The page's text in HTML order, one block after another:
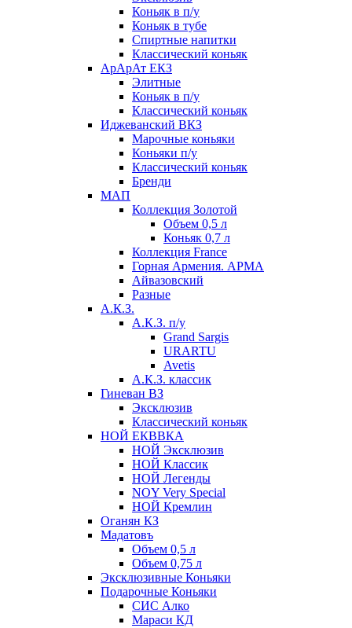
Коньяк в п/у
Коньяк в тубе
Спиртные напитки
Классический коньяк
АрАрАт ЕКЗ
Элитные
Коньяк в п/у
Классический коньяк
Иджеванский ВКЗ
Марочные коньяки
Коньяки п/у
Классический коньяк
Бренди
МАП
Коллекция Золотой
Объем 0,5 л
Коньяк 0,7 л
Коллекция France
Горная Армения. АРМА
Айвазовский
Разные
А.К.З.
А.К.З. п/у
Grand Sargis
URARTU
Avetis
А.К.З. классик
Гиневан ВЗ
Эксклюзив
Классический коньяк
НОЙ ЕКВВКА
НОЙ Эксклюзив
НОЙ Классик
НОЙ Легенды
NOY Very Speсial
НОЙ Кремлин
Оганян КЗ
Мадатовъ
Объем 0,5 л
Объем 0,75 л
Эксклюзивные Коньяки
Подарочные Коньяки
СИС Алко
Мараси КД